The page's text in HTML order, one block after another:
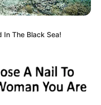
The Black Sea!